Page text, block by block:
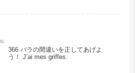
366 バラの間違いを正してあげよ
う！ J’ai mes griffes.